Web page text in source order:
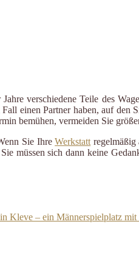
verschiedene Teile des
einen Partner haben, auf den
bemühen, vermeiden Sie
Sie IhreWerkstatt
müssen sich dann keine
Kleve – ein Männerspielplatz